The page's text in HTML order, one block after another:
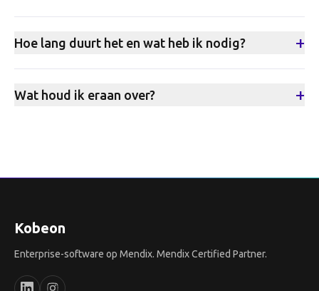
Hoe lang duurt het en wat heb ik nodig? +
Wat houd ik eraan over? +
Kobeon
Enterprise-software op Mendix. Mendix Certified Partner.